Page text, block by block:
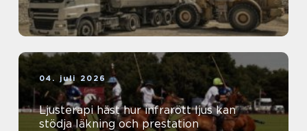
04. juli 2026
Ljusterapi häst hur infrarött ljus kan
stödja läkning och prestation